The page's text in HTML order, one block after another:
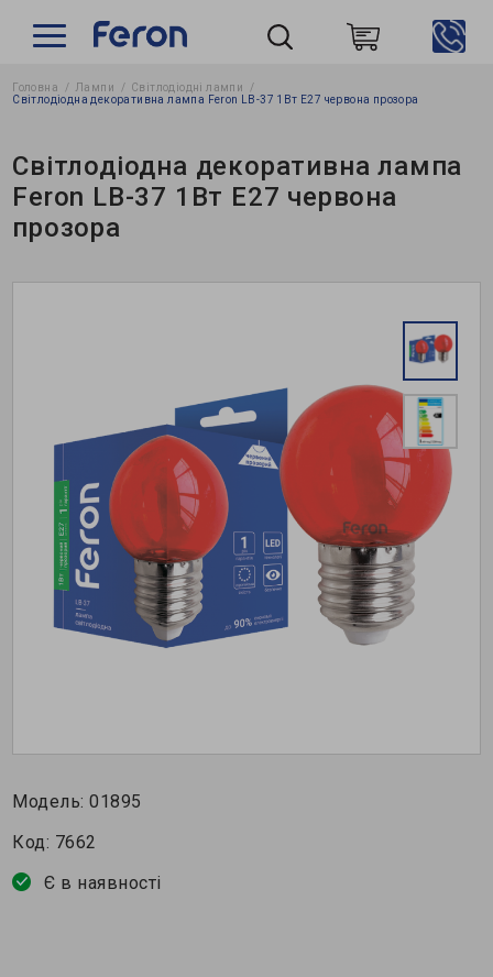
Пошук
Головна Лампи
Світлодіодні лампи
Світлодіодна декоративна лампа Feron LB-37 1Вт E27 червона прозора
Світлодіодна декоративна лампа
Feron LB-37 1Вт E27 червона
прозора
Модель:01895
Код: 7662
Є в наявності